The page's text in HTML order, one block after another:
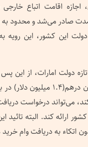
اجازه اقامت اتباع خارجی‌
صادر می‌شد و محدود به
دولت این کشور، این رویه
دولت امارات، از این
معادل ۵ میلیون درهم(۱.۴
ارائه کند. البته
اتکاء به دریافت وام